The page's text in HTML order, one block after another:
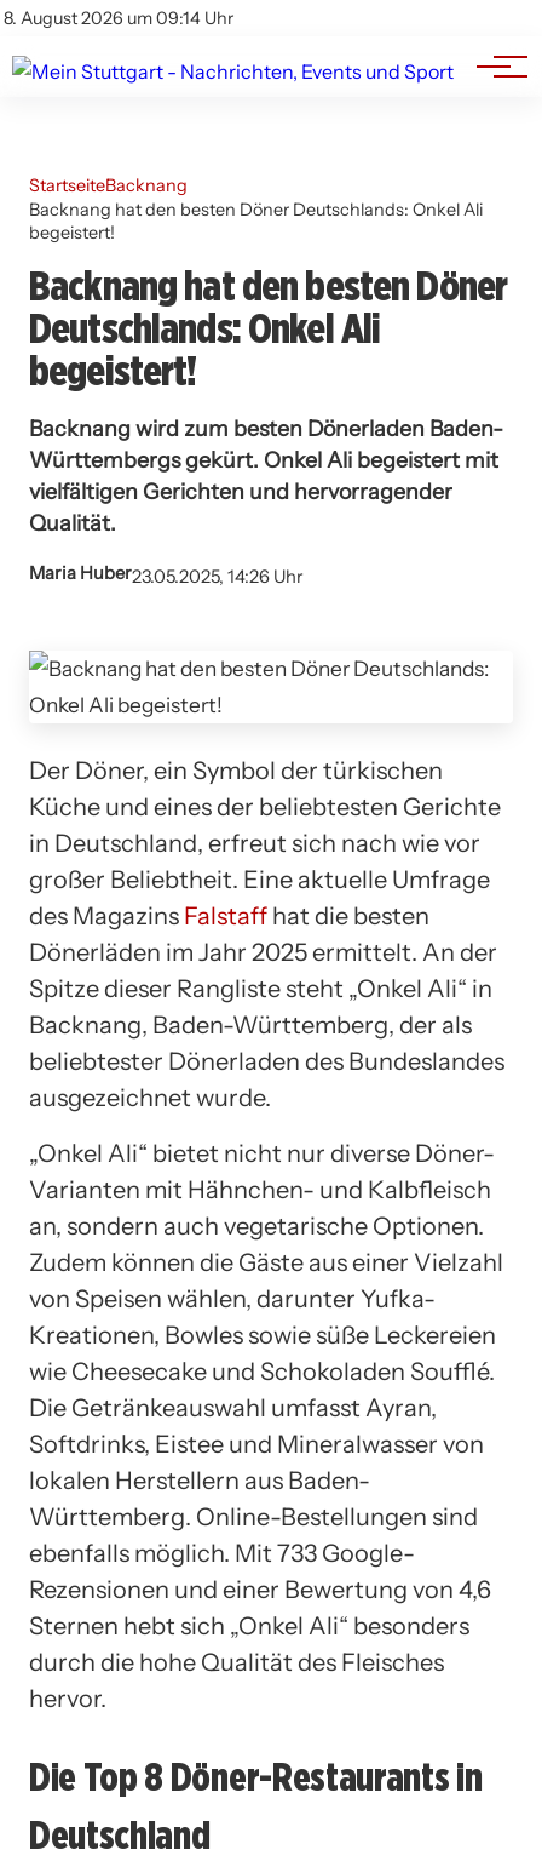
8. August 2026 um 09:14 Uhr
Impressum
Branchenbuch
Werbung
StartseiteBacknang
Backnang hat den besten Döner Deutschlands: Onkel Ali
begeistert!
Backnang hat den besten Döner
Deutschlands: Onkel Ali
begeistert!
Backnang wird zum besten Dönerladen Baden-
Württembergs gekürt. Onkel Ali begeistert mit
vielfältigen Gerichten und hervorragender
Qualität.
Maria Huber23.05.2025, 14:26 Uhr
Der Döner, ein Symbol der türkischen
Küche und eines der beliebtesten Gerichte
in Deutschland, erfreut sich nach wie vor
großer Beliebtheit. Eine aktuelle Umfrage
des Magazins Falstaff hat die besten
Dönerläden im Jahr 2025 ermittelt. An der
Spitze dieser Rangliste steht „Onkel Ali“ in
Backnang, Baden-Württemberg, der als
beliebtester Dönerladen des Bundeslandes
ausgezeichnet wurde.
„Onkel Ali“ bietet nicht nur diverse Döner-
Varianten mit Hähnchen- und Kalbfleisch
an, sondern auch vegetarische Optionen.
Zudem können die Gäste aus einer Vielzahl
von Speisen wählen, darunter Yufka-
Kreationen, Bowles sowie süße Leckereien
wie Cheesecake und Schokoladen Soufflé.
Die Getränkeauswahl umfasst Ayran,
Softdrinks, Eistee und Mineralwasser von
lokalen Herstellern aus Baden-
Württemberg. Online-Bestellungen sind
ebenfalls möglich. Mit 733 Google-
Rezensionen und einer Bewertung von 4,6
Sternen hebt sich „Onkel Ali“ besonders
durch die hohe Qualität des Fleisches
hervor.
Die Top 8 Döner-Restaurants in
Deutschland